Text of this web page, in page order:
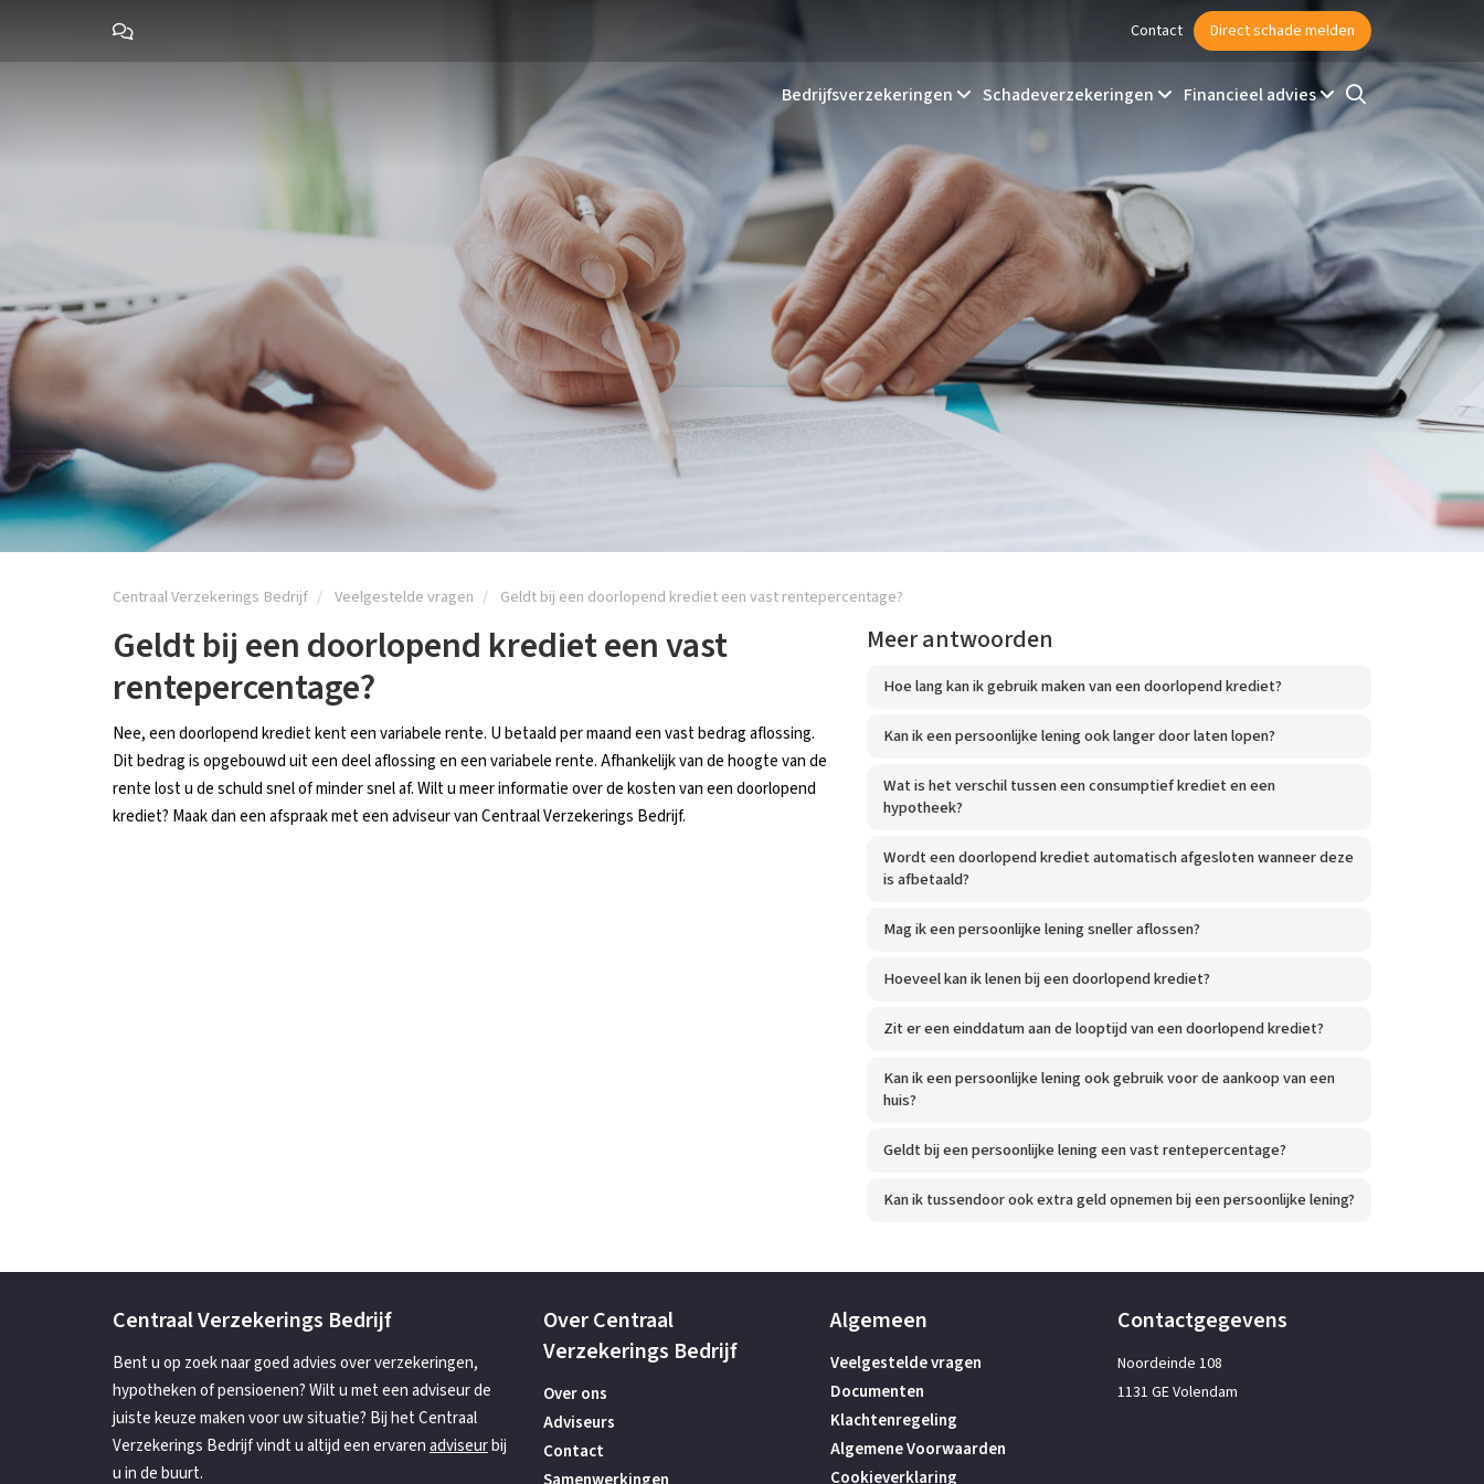
Contact Direct schade melden
Bedrijfsverzekeringen Schadeverzekeringen Financieel advies
Centraal Verzekerings Bedrijf Veelgestelde vragen Geldt bij een doorlopend krediet een vast rentepercentage?
Geldt bij een doorlopend krediet een vast
rentepercentage?
Nee, een doorlopend krediet kent een variabele rente. U betaald per maand een vast bedrag aflossing.
Dit bedrag is opgebouwd uit een deel aflossing en een variabele rente. Afhankelijk van de hoogte van de
rente lost u de schuld snel of minder snel af. Wilt u meer informatie over de kosten van een doorlopend
krediet? Maak dan een afspraak met een adviseur van Centraal Verzekerings Bedrijf.
Meer antwoorden
Hoe lang kan ik gebruik maken van een doorlopend krediet?
Kan ik een persoonlijke lening ook langer door laten lopen?
Wat is het verschil tussen een consumptief krediet en een
hypotheek?
Wordt een doorlopend krediet automatisch afgesloten wanneer deze
is afbetaald?
Mag ik een persoonlijke lening sneller aflossen?
Hoeveel kan ik lenen bij een doorlopend krediet?
Zit er een einddatum aan de looptijd van een doorlopend krediet?
Kan ik een persoonlijke lening ook gebruik voor de aankoop van een
huis?
Geldt bij een persoonlijke lening een vast rentepercentage?
Kan ik tussendoor ook extra geld opnemen bij een persoonlijke lening?
Centraal Verzekerings Bedrijf
Bent u op zoek naar goed advies over verzekeringen,
hypotheken of pensioenen? Wilt u met een adviseur de
juiste keuze maken voor uw situatie? Bij het Centraal
Verzekerings Bedrijf vindt u altijd een ervarenadviseurbij
u in de buurt.
Over Centraal
Verzekerings Bedrijf
Over ons
Adviseurs
Contact
Algemeen
Veelgestelde vragen
Documenten
Klachtenregeling
Algemene Voorwaarden
Cookieverklaring
Contactgegevens
Noordeinde 108
1131 GE Volendam